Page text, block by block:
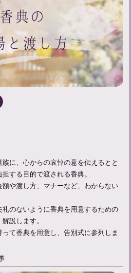
に、心からの哀悼の意を伝えるとと
する目的で渡される香典。
や渡し方、マナーなど、わからない
のないように香典を用意するための
説します。
て香典を用意し、告別式に参列しま